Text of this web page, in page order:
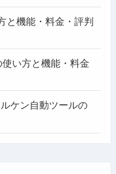
と機能・料金・評判
い方と機能・料金
ケン自動ツールの